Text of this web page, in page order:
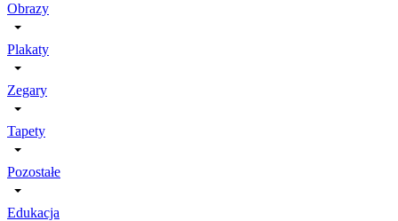
Obrazy
Plakaty
Zegary
Tapety
Pozostałe
Edukacja